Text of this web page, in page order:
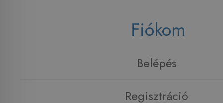
Fiókom
Belépés
Regisztráció